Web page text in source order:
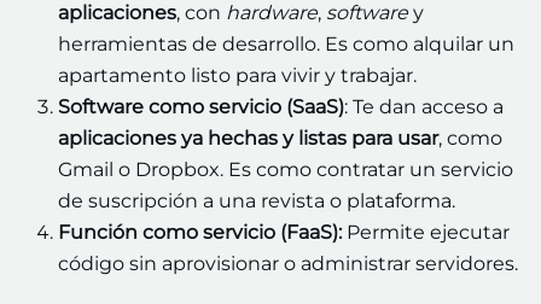
aplicaciones, con hardware, softwarey
herramientas de desarrollo. Es como alquilar un
apartamento listo para vivir y trabajar.
Software como servicio (SaaS): Te dan acceso a
aplicaciones ya hechas y listas para usar, como
Gmail o Dropbox. Es como contratar un servicio
de suscripción a una revista o plataforma.
Función como servicio (FaaS):Permite ejecutar
código sin aprovisionar o administrar servidores.